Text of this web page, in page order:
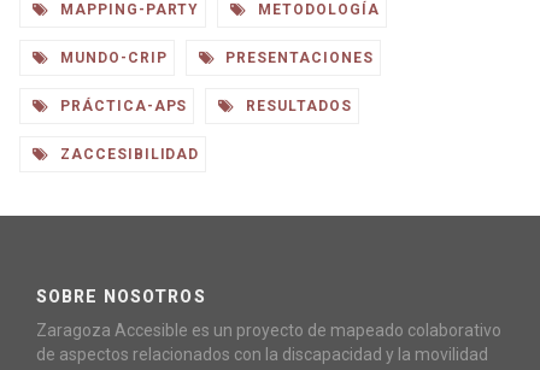
MAPPING-PARTY METODOLOGÍA
MUNDO-CRIP PRESENTACIONES
PRÁCTICA-APS RESULTADOS
ZACCESIBILIDAD
SOBRE NOSOTROS
Zaragoza Accesible es un proyecto de mapeado colaborativo
de aspectos relacionados con la discapacidad y la movilidad